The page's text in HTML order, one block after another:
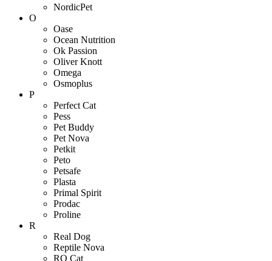
NordicPet
O
Oase
Ocean Nutrition
Ok Passion
Oliver Knott
Omega
Osmoplus
P
Perfect Cat
Pess
Pet Buddy
Pet Nova
Petkit
Peto
Petsafe
Plasta
Primal Spirit
Prodac
Proline
R
Real Dog
Reptile Nova
RO Cat